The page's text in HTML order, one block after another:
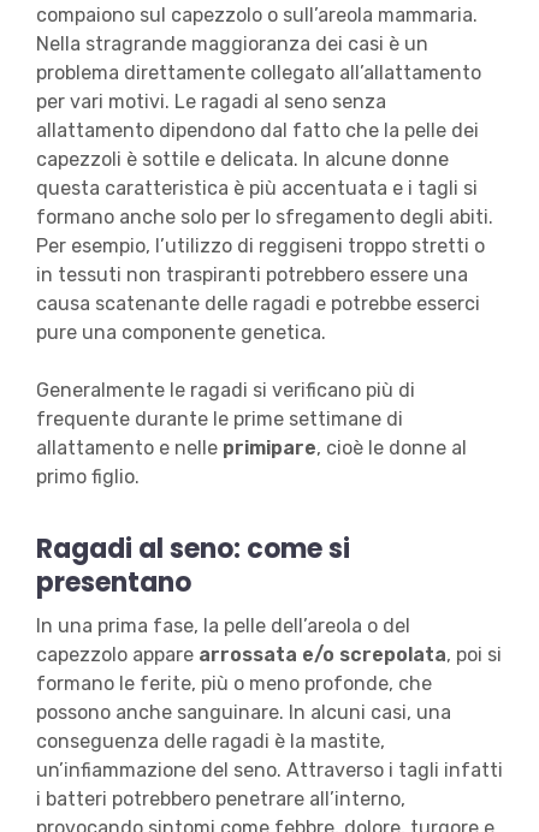
compaiono sul capezzolo o sull’areola mammaria.
Nella stragrande maggioranza dei casi è un
problema direttamente collegato all’allattamento
per vari motivi. Le ragadi al seno senza
allattamento dipendono dal fatto che la pelle dei
capezzoli è sottile e delicata. In alcune donne
questa caratteristica è più accentuata e i tagli si
formano anche solo per lo sfregamento degli abiti.
Per esempio, l’utilizzo di reggiseni troppo stretti o
in tessuti non traspiranti potrebbero essere una
causa scatenante delle ragadi e potrebbe esserci
pure una componente genetica.
Generalmente le ragadi si verificano più di
frequente durante le prime settimane di
allattamento e nelle primipare, cioè le donne al
primo figlio.
Ragadi al seno: come si
presentano
In una prima fase, la pelle dell’areola o del
capezzolo appare arrossata e/o screpolata, poi si
formano le ferite, più o meno profonde, che
possono anche sanguinare. In alcuni casi, una
conseguenza delle ragadi è la mastite,
un’infiammazione del seno. Attraverso i tagli infatti
i batteri potrebbero penetrare all’interno,